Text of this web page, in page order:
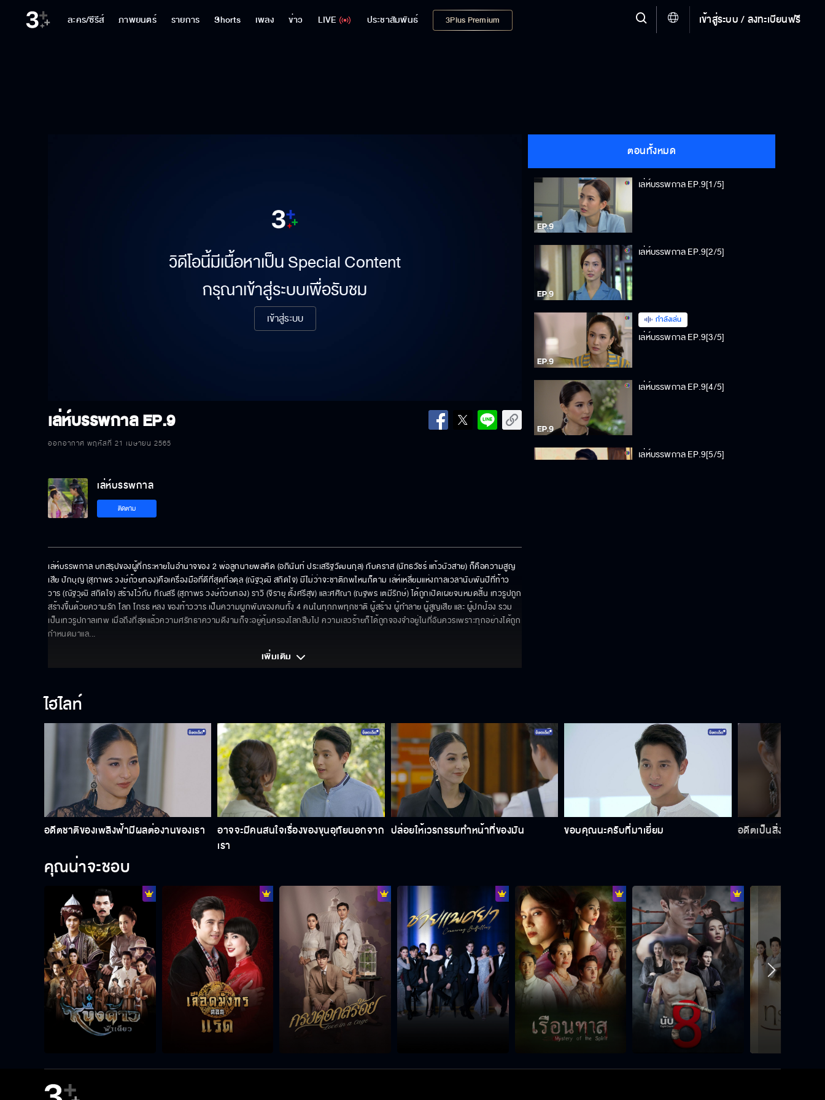
ละคร/ซีรีส์ ภาพยนตร์ รายการ Shorts เพลง ข่าว LIVE ประชาสัมพันธ์ 3Plus Premium เข้าสู่ระบบ / ลงทะเบียนฟรี
วิดีโอนี้มีเนื้อหาเป็น Special Content
กรุณาเข้าสู่ระบบเพื่อรับชม
เข้าสู่ระบบ
เล่ห์บรรพกาลEP.9
ออกอากาศ พฤหัสที่ 21 เมษายน 2565
ตอนทั้งหมด
เล่ห์บรรพกาล EP.9[1/5]
เล่ห์บรรพกาล EP.9[2/5]
กำลังเล่น
เล่ห์บรรพกาล EP.9[3/5]
เล่ห์บรรพกาล EP.9[4/5]
เล่ห์บรรพกาล EP.9[5/5]
เล่ห์บรรพกาล
ติดตาม
เล่ห์บรรพกาล บทสรุปของผู้ที่กระหายในอำนาจของ 2 พ่อลูกนายพลคิด (อภินันท์ ประเสริฐวัฒนกุล) กับคราส (นัทธวัชร์ แก้วบัวสาย) ก็คือความสูญ
เสีย ปักบุญ (สุภาพร วงษ์ถ้วยทอง)คือเครื่องมือที่ดีที่สุดที่อดุล (ณัฐวุฒิ สกิดใจ) มีไม่ว่าจะชาติภพไหนก็ตาม เล่ห์เหลี่ยมแห่งกาลเวลานับพันปีที่ท้าว
วาร (ณัฐวุฒิ สกิดใจ) สร้างไว้กับ ทิณสรี (สุภาพร วงษ์ถ้วยทอง) ราวิ (จิรายุ ตั้งศรีสุข) และศศิณา (ณฐพร เตมีรักษ์) ได้ถูกเปิดเผยจนหมดสิ้น เทวรูปถูก
สร้างขึ้นด้วยความรัก โลภ โกรธ หลง ของท้าววาร เป็นความผูกพันของคนทั้ง 4 คนในทุกภพทุกชาติ ผู้สร้าง ผู้ทำลาย ผู้สูญเสีย และ ผู้ปกป้อง รวม
เป็นเทวรูปกาลเทพ เมื่อถึงที่สุดแล้วความศรัทธาความดีงามก็จะอยู่คุ้มครองโลกสืบไป ความเลวร้ายก็ได้ถูกจองจำอยู่ในที่อันควรเพราะทุกอย่างได้ถูก
กำหนดมาแล...
เพิ่มเติม
ไฮไลท์
อดีตชาติของเพลิงฟ้ามีผลต่องานของเรา
อาจจะมีคนสนใจเรื่องของขุนอุทัยนอกจาก
เรา
ปล่อยให้เวรกรรมทำหน้าที่ของมัน ขอบคุณนะครับที่มาเยี่ยม อดีตเป็นสิ่งที่ไม่ควรรั
คุณน่าจะชอบ